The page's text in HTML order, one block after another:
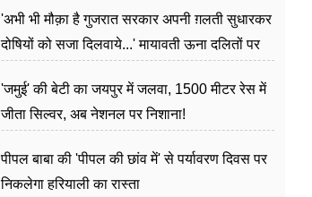
'अभी भी मौक़ा है गुजरात सरकार अपनी ग़लती सुधारकर
दोषियों को सजा दिलवाये...' मायावती ऊना दलितों पर
'जमुई' की बेटी का जयपुर में जलवा, 1500 मीटर रेस में
जीता सिल्वर, अब नेशनल पर निशाना!
पीपल बाबा की 'पीपल की छांव में' से पर्यावरण दिवस पर
निकलेगा हरियाली का रास्ता